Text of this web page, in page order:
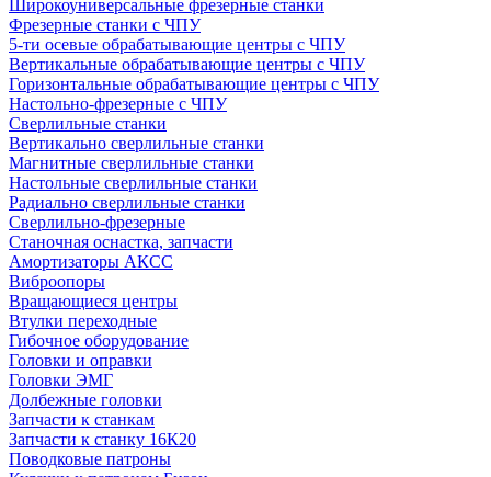
Широкоуниверсальные фрезерные станки
Фрезерные станки с ЧПУ
5-ти осевые обрабатывающие центры с ЧПУ
Вертикальные обрабатывающие центры с ЧПУ
Горизонтальные обрабатывающие центры с ЧПУ
Настольно-фрезерные с ЧПУ
Сверлильные станки
Вертикально сверлильные станки
Магнитные сверлильные станки
Настольные сверлильные станки
Радиально сверлильные станки
Сверлильно-фрезерные
Станочная оснастка, запчасти
Амортизаторы АКСС
Виброопоры
Вращающиеся центры
Втулки переходные
Гибочное оборудование
Головки и оправки
Головки ЭМГ
Долбежные головки
Запчасти к станкам
Запчасти к станку 16К20
Поводковые патроны